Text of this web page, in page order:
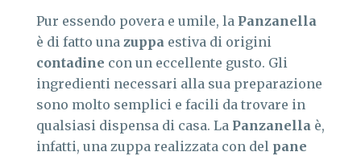
Pur essendo povera e umile, la Panzanella
è di fatto una zuppa estiva di origini
contadine con un eccellente gusto. Gli
ingredienti necessari alla sua preparazione
sono molto semplici e facili da trovare in
qualsiasi dispensa di casa. La Panzanella è,
infatti, una zuppa realizzata con del pane